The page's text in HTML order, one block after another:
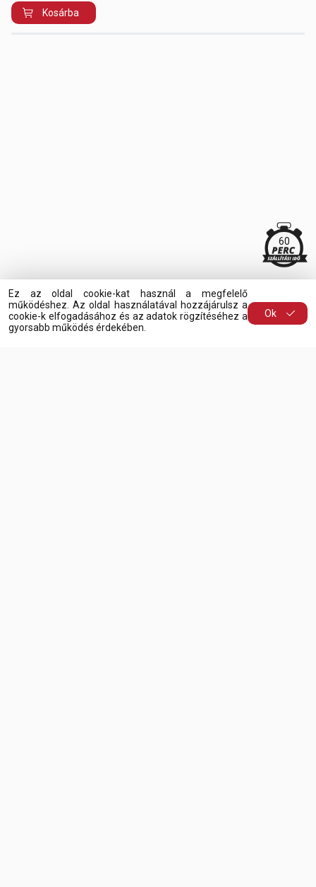
Kosárba
60
Ez az oldal cookie-kat használ a megfelelő
működéshez. Az oldal használatával hozzájárulsz a
cookie-k elfogadásához és az adatok rögzítéséhez a
gyorsabb működés érdekében.
Ok